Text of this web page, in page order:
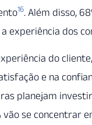
16. Além disso,
experiência dos
do
e na
planejam
vão se concentrar